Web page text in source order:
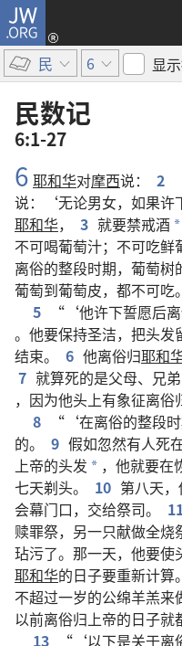
JW.ORG
民 6 显
民数记
6:1-27
6 耶和华对摩西说： 2
说：‘无论男女， 如果许
耶和华， 3 就要禁戒酒 *
不可喝葡萄汁； 不可吃鲜
离俗的整段时期， 葡萄树
葡萄到葡萄皮， 都不可吃。
5
“‘他许下誓愿后
。 他要保持圣洁， 把头发
结束。 6 他离俗归耶和
7 就算死的是父母、 兄弟
， 因为他头上有象征离俗
8
“‘在离俗的整段
的。 9 假如忽然有人死
上帝的头发 * ， 他就要在
七天剃头。 10 第八天，
会幕门口， 交给祭司。
赎罪祭， 另一只献做全烧
玷污了。 那一天， 他要使
耶和华的日子要重新计算。
不超过一岁的公绵羊羔来
以前离俗归上帝的日子就
13
“‘以下是关于离